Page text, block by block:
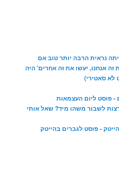
נראית הרבה יותר טוב אם
אנחנו, יעשו את זה אחרים' היה
לא סאטירי)
- פוסט ליום העצמאות
לשבור משהו מיד? שאל אותי
- פוסט לגברים בהייטק